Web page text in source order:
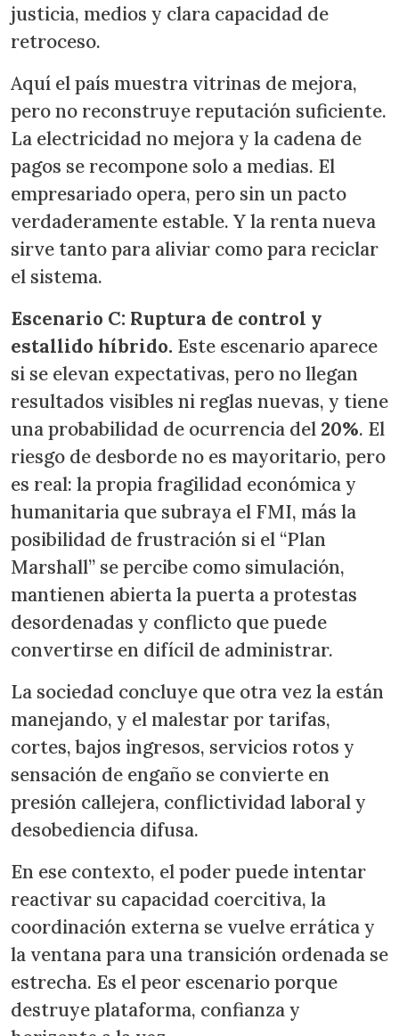
justicia, medios y clara capacidad de
retroceso.
Aquí el país muestra vitrinas de mejora,
pero no reconstruye reputación suficiente.
La electricidad no mejora y la cadena de
pagos se recompone solo a medias. El
empresariado opera, pero sin un pacto
verdaderamente estable. Y la renta nueva
sirve tanto para aliviar como para reciclar
el sistema.
Escenario C: Ruptura de control y
estallido híbrido. Este escenario aparece
si se elevan expectativas, pero no llegan
resultados visibles ni reglas nuevas, y tiene
una probabilidad de ocurrencia del 20%. El
riesgo de desborde no es mayoritario, pero
es real: la propia fragilidad económica y
humanitaria que subraya el FMI, más la
posibilidad de frustración si el “Plan
Marshall” se percibe como simulación,
mantienen abierta la puerta a protestas
desordenadas y conflicto que puede
convertirse en difícil de administrar.
La sociedad concluye que otra vez la están
manejando, y el malestar por tarifas,
cortes, bajos ingresos, servicios rotos y
sensación de engaño se convierte en
presión callejera, conflictividad laboral y
desobediencia difusa.
En ese contexto, el poder puede intentar
reactivar su capacidad coercitiva, la
coordinación externa se vuelve errática y
la ventana para una transición ordenada se
estrecha. Es el peor escenario porque
destruye plataforma, confianza y